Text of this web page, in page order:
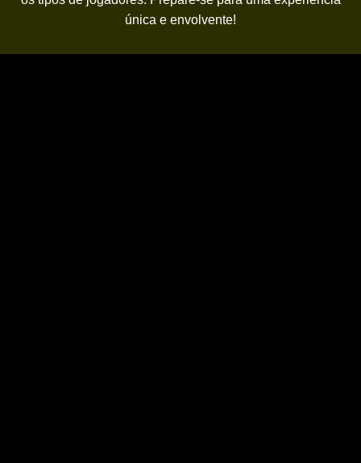
única e envolvente!